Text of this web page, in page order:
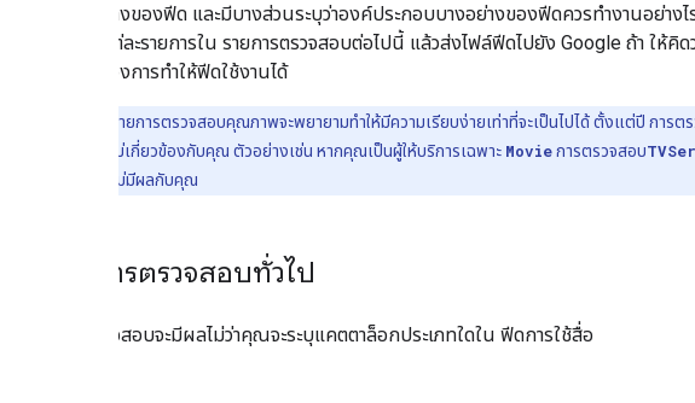
โครงสร้างของฟีด และมีบางส่วนระบุว่าองค์ประกอบบางอย่างของฟีดควรทำงานอย่า
ยืนยันแต่ละรายการใน รายการตรวจสอบต่อไปนี้ แล้วส่งไฟล์ฟีดไปยัง Google ถ้า
เวลาที่ต้องการทำให้ฟีดใช้งานได้
รายการตรวจสอบคุณภาพจะพยายามทำให้มีความเรียบง่ายเท่าที่จะเป็นไปได้ ตั้งแต่ปี การ
การตรวจสอบ ที่ไม่เกี่ยวข้องกับคุณ ตัวอย่างเช่น หากคุณเป็นผู้ให้บริการเฉพาะ Movieการตรวจสอบ
สอบเหล่านั้นก็จะไม่มีผลกับคุณ
รายการตรวจสอบทั่วไป
การตรวจสอบจะมีผลไม่ว่าคุณจะระบุแคตตาล็อกประเภทใดใน ฟีดการใช้สื่อ